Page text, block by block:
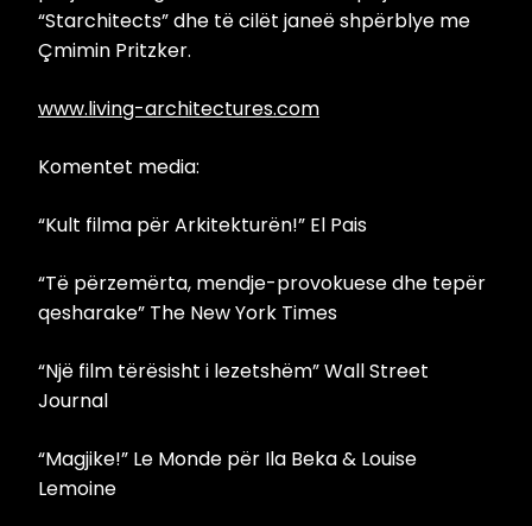
“Starchitects” dhe të cilët janeë shpërblye me
Çmimin Pritzker.
www.living-architectures.com
Komentet media:
“Kult filma për Arkitekturën!” El Pais
“Të përzemërta, mendje-provokuese dhe tepër
qesharake” The New York Times
“Një film tërësisht i lezetshëm” Wall Street
Journal
“Magjike!” Le Monde për Ila Beka & Louise
Lemoine